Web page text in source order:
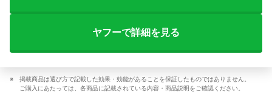
ヤフーで詳細を見る
掲載商品は選び方で記載した効果・効能があることを保証したものではありません。
ご購入にあたっては、各商品に記載されている内容・商品説明をご確認ください。